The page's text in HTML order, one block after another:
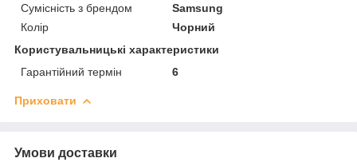
Сумісність з брендом
Samsung
Колір
Чорний
Користувальницькі характеристики
Гарантійний термін
6
Приховати
Умови доставки